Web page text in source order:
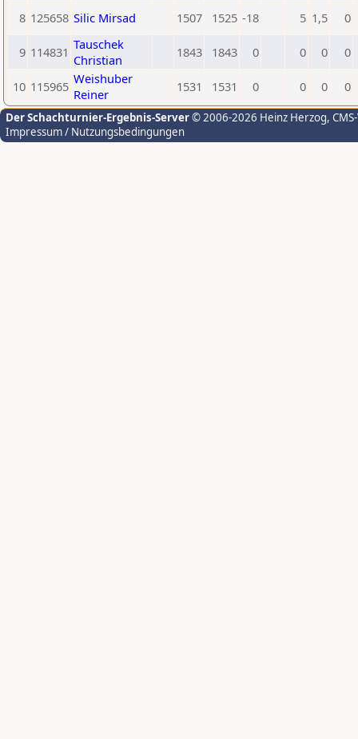
8 125658 Silic Mirsad 1507 1525 -18 5 1,5 0
9 114831 Tauschek
Christian
1843 1843 0 0 0 0
10 115965 Weishuber
Reiner
1531 1531 0 0 0 0
Der Schachturnier-Ergebnis-Server© 2006-2026 Heinz Herzog,
Impressum / Nutzungsbedingungen